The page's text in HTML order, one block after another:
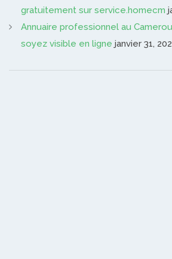
gratuitement sur service.homecm
Annuaire professionnel au
soyez visible en ligne janvier 31,